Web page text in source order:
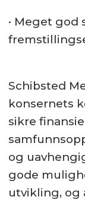
· Meget
Schibsted
konsernets
sikre
og
gode
utvikling, og